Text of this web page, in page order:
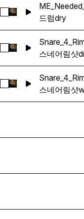
드럼dry
Snare_4_Rim_Dry 선택
스네어림샷
Snare_4_Rim_Wet 선택
스네어림샷